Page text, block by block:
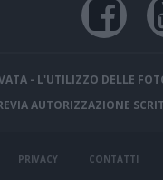
- L'UTILIZZO DELLE
AUTORIZZAZIONE
PRIVACY CONTATTI